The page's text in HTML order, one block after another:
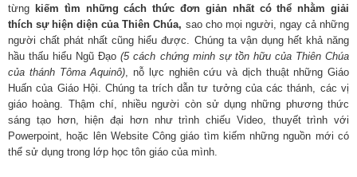
từng kiếm tìm những cách thức đơn giản nhất có thể nhằm giải
thích sự hiện diện của Thiên Chúa, sao cho mọi người, ngay cả những
người chất phát nhất cũng hiểu được. Chúng ta vận dụng hết khả năng
hầu thấu hiểu Ngũ Đạo(5 cách chứng minh sự tồn hữu của Thiên Chúa
của thánh Tôma Aquinô), nỗ lực nghiên cứu và dịch thuật những Giáo
Huấn của Giáo Hội. Chúng ta trích dẫn tư tưởng của các thánh, các vị
giáo hoàng. Thậm chí, nhiều người còn sử dụng những phương thức
sáng tạo hơn, hiện đại hơn như trình chiếu Video, thuyết trình với
Powerpoint, hoặc lên Website Công giáo tìm kiếm những nguồn mới có
thể sử dụng trong lớp học tôn giáo của mình.